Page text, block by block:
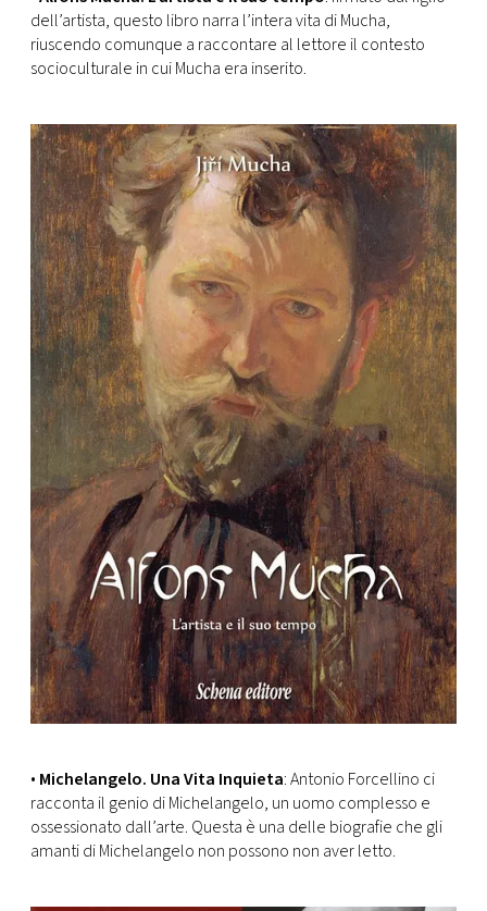
dell’artista, questo libro narra l’intera vita di Mucha,
riuscendo comunque a raccontare al lettore il contesto
socioculturale in cui Mucha era inserito.
• Michelangelo. Una Vita Inquieta: Antonio Forcellino ci
racconta il genio di Michelangelo, un uomo complesso e
ossessionato dall’arte. Questa è una delle biografie che gli
amanti di Michelangelo non possono non aver letto.